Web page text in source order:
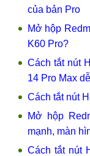
của bản Pro
Mở hộp
K60 Pro?
Cách tắt nút
14 Pro Max
Cách tắt nút
Mở hộp
mạnh, màn
Cách tắt nút